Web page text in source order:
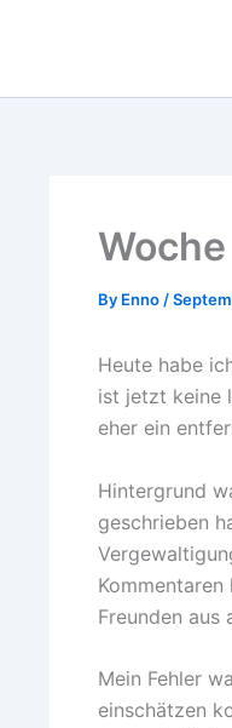
By Enno /
Heute habe
ist jetzt keine
eher ein
Hintergrund
geschrieben
Freunden aus
Mein Fehler
einschätzen